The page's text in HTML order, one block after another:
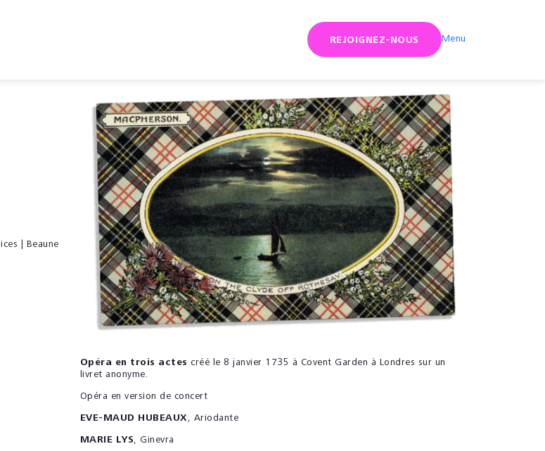
REJOIGNEZ-NOUS Menu
| Beaune
Opéra en trois actes créé le 8 janvier 1735 à Covent Garden à Londres sur un
livret anonyme.
Opéra en version de concert
EVE-MAUD HUBEAUX, Ariodante
MARIE LYS, Ginevra